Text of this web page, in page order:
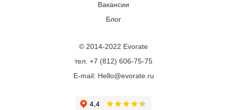
Вакансии
Блог
© 2014-2022 Evorate
тел. +7 (812) 606-75-75
E-mail: Hello@evorate.ru